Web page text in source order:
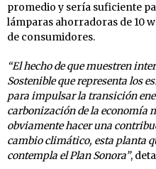
promedio y sería suficiente
lámparas ahorradoras de 10
de consumidores.
“El hecho de que muestren
Sostenible que representa los
para impulsar la transición
carbonización de la economía
obviamente hacer una
cambio climático, esta planta
contempla el Plan Sonora”,